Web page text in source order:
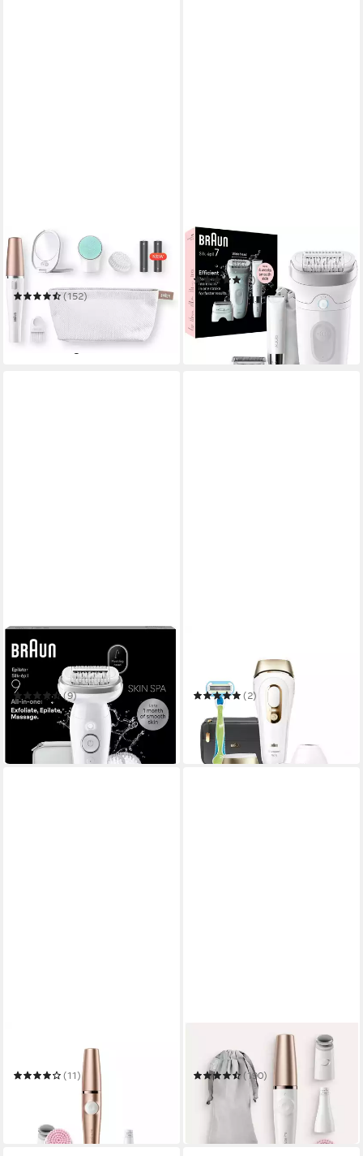
BRAUN
Gesichtsepilierer FaceSpa
851V 3-in-1
(152)
ab 74,99 €
-32%
in 1-2 Werktagen bei dir
BRAUN
Epilierer Silk-épil 7 7-441
(1)
ab 109,50 € UVP155,60 €
-30%
in 3-4 Werktagen bei dir
BRAUN
Epilierer Silk-épil SkinSpa 9
SES9-080 (Modell 2026) 9-
381 (Modell 2025)
(9)
149,99 € UVP 197,99 €
in 3-5 Werktagen bei dir
Haarentfernungsgerät 5
(2)
ab 321,99 €
in 2-3 Werktagen bei dir
Gesichtsepilierer 911
(11)
UVP204,99 €
in 1-2 Werktagen bei dir
Epilierer FaceSpa Pro 912
(190)
ab 124,99 € UVP160,99 €
in 1-2 Werktagen bei dir